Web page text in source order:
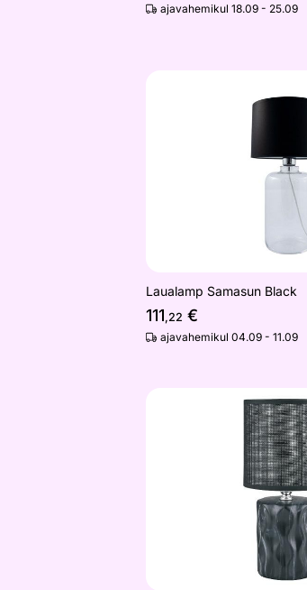
ajavahemikul 18.09 - 25.09
Laualamp Samasun Black
111,22 €
ajavahemikul 04.09 - 11.09
Lauavalgusti Aris-03 BL